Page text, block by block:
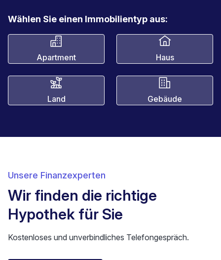
Wählen Sie einen Immobilientyp aus:
Apartment Haus
Land Gebäude
Unsere Finanzexperten
Wir finden die richtige
Hypothek für Sie
Kostenloses und unverbindliches Telefongespräch.